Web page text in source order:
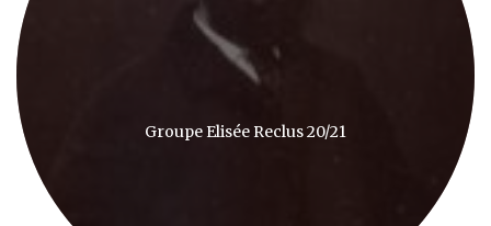
Groupe Elisée Reclus 20/21